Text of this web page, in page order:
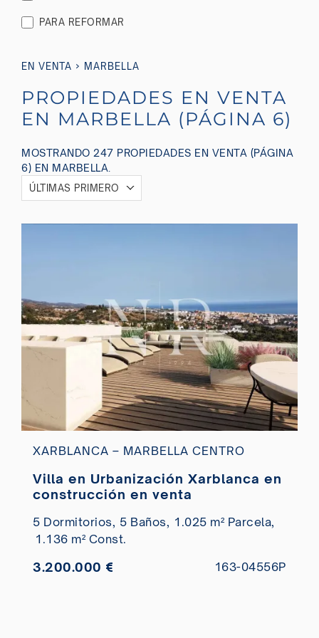
PARA REFORMAR
EN VENTA › MARBELLA
PROPIEDADES EN VENTA
EN MARBELLA (PÁGINA 6)
MOSTRANDO 247 PROPIEDADES EN VENTA (PÁGINA
6) EN MARBELLA.
ÚLTIMAS PRIMERO
XARBLANCA – MARBELLA CENTRO
Villa en Urbanización Xarblanca en
construcción en venta
5 Dormitorios, 5 Baños, 1.025 m² Parcela,
1.136 m² Const.
3.200.000 € 163-04556P